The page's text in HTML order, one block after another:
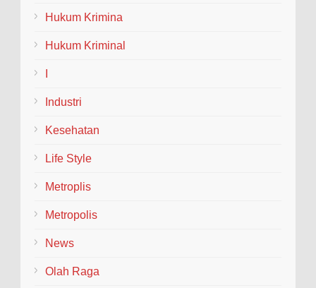
(Welcome and Farewell Parade) bagi pimpinan baru dan
Hukum Krimina
Hukum Kriminal
Industri
Kesehatan
Life Style
Metroplis
Metropolis
News
Olah Raga